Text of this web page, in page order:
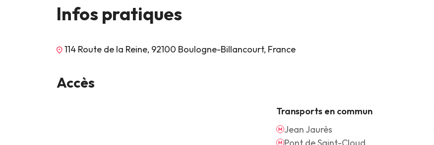
Infos pratiques
114 Route de la Reine, 92100 Boulogne-Billancourt, France
Accès
Transports en commun
Jean Jaurès
Pont de Saint-Cloud